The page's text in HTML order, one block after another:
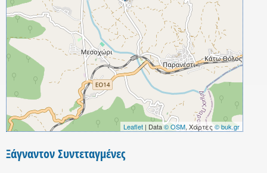
Leaflet | Data© OSM, Χάρτες © buk.gr
Ξάγναντον Συντεταγμένες